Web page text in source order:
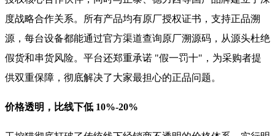
度战略合作关系。所有产品均有原厂授权证书，支持正品溯
源，每台设备都能通过官方渠道查询原厂溯源码，从源头杜绝
假货和串货风险。平台还郑重承诺 "假一罚十"，为采购者提
供双重保障，彻底解决了大家最担心的正品问题。
价格透明，比线下低 10%-20%